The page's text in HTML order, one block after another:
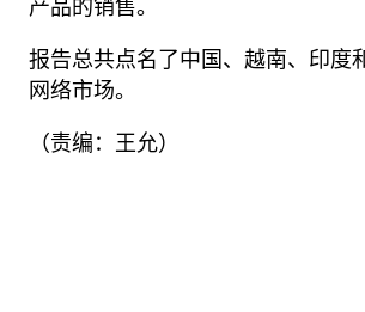
产品的销售。
报告总共点名了中国、越南、印度
网络市场。
（责编：王允）